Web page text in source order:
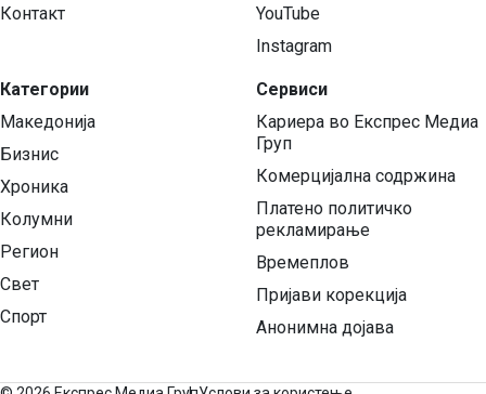
Контакт
Категории
Македонија
Бизнис
Хроника
Колумни
Регион
Свет
Спорт
YouTube
Instagram
Сервиси
Кариера во Експрес Медиа
Груп
Комерцијална содржина
Платено политичко
рекламирање
Времеплов
Пријави корекција
Анонимна дојава